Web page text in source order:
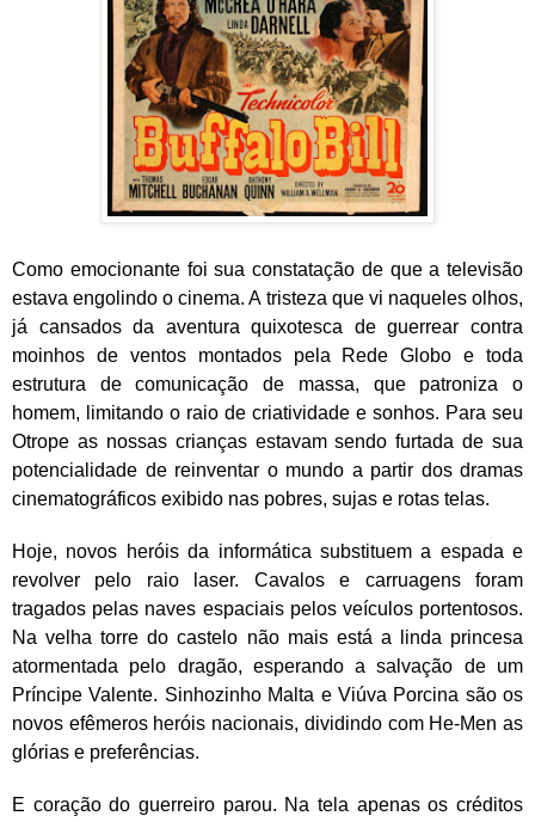
Como emocionante foi sua constatação de que a televisão
estava engolindo o cinema. A tristeza que vi naqueles olhos,
já cansados da aventura quixotesca de guerrear contra
moinhos de ventos montados pela Rede Globo e toda
estrutura de comunicação de massa, que patroniza o
homem, limitando o raio de criatividade e sonhos. Para seu
Otrope as nossas crianças estavam sendo furtada de sua
potencialidade de reinventar o mundo a partir dos dramas
cinematográficos exibido nas pobres, sujas e rotas telas.
Hoje, novos heróis da informática substituem a espada e
revolver pelo raio laser. Cavalos e carruagens foram
tragados pelas naves espaciais pelos veículos portentosos.
Na velha torre do castelo não mais está a linda princesa
atormentada pelo dragão, esperando a salvação de um
Príncipe Valente. Sinhozinho Malta e Viúva Porcina são os
novos efêmeros heróis nacionais, dividindo com He-Men as
glórias e preferências.
E coração do guerreiro parou. Na tela apenas os créditos